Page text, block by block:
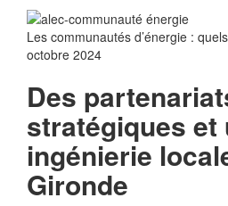
Les communautés d’énergie :
octobre 2024
Des
stratégiques et
ingénierie
Gironde